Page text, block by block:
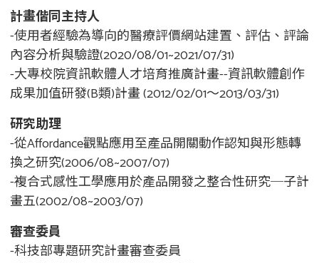
計畫偕同主持人
-使用者經驗為導向的醫療評價網站建置、評估、評論
內容分析與驗證(2020/08/01~2021/07/31)
-大專校院資訊軟體人才培育推廣計畫--資訊軟體創作
成果加值研發(B類)計畫 (2012/02/01～2013/03/31)
研究助理
-從Affordance觀點應用至產品開關動作認知與形態轉
換之研究(2006/08~2007/07)
-複合式感性工學應用於產品開發之整合性研究─子計
畫五(2002/08~2003/07)
審查委員
-科技部專題研究計畫審查委員